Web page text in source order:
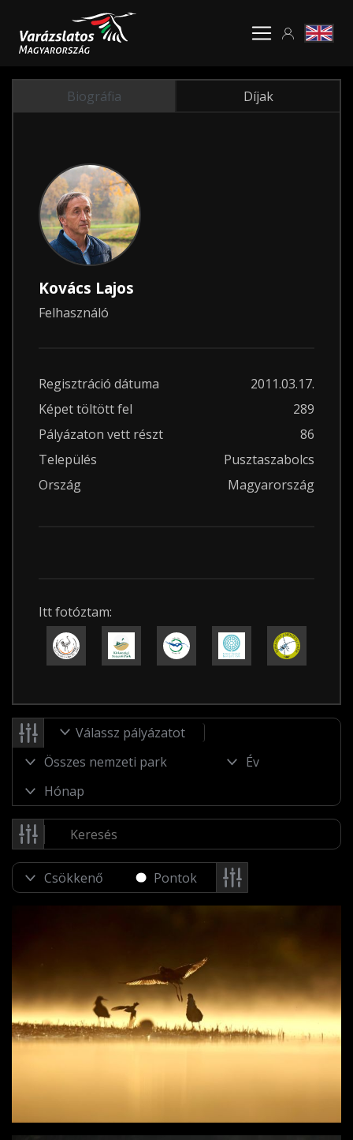
Biográfia Díjak
Kovács Lajos
Felhasználó
Regisztráció dátuma
2011.03.17.
Képet töltött fel
289
Pályázaton vett részt
86
Település
Pusztaszabolcs
Ország
Magyarország
Itt fotóztam:
Válassz pályázatot
Pontok